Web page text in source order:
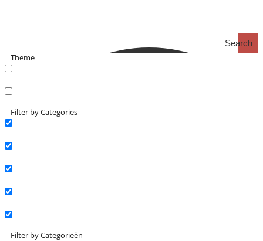
Search
Theme
Filter by Categories
Filter by Categorieën